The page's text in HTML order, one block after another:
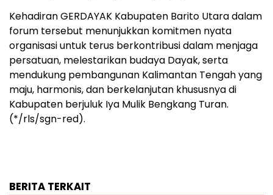
Kehadiran GERDAYAK Kabupaten Barito Utara dalam
forum tersebut menunjukkan komitmen nyata
organisasi untuk terus berkontribusi dalam menjaga
persatuan, melestarikan budaya Dayak, serta
mendukung pembangunan Kalimantan Tengah yang
maju, harmonis, dan berkelanjutan khususnya di
Kabupaten berjuluk Iya Mulik Bengkang Turan.
(*/rls/sgn-red).
BERITA TERKAIT